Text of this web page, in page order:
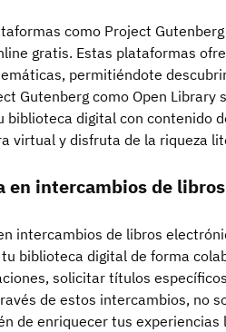
como Project
gratis. Estas plataformas
permitiéndote
Gutenberg como Open
biblioteca digital con contenido
virtual y disfruta de la riqueza
en intercambios de
intercambios de libros
biblioteca digital de forma
solicitar títulos
de estos intercambios, no
de enriquecer tus